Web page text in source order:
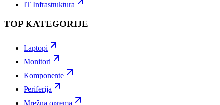
IT Infrastruktura
TOP KATEGORIJE
Laptopi
Monitori
Komponente
Periferija
Mrežna oprema